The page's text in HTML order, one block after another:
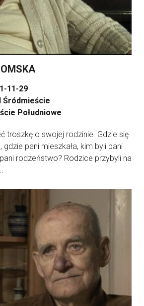
11-29
Śródmieście
Południowe
troszkę o swojej rodzinie. Gdzie się
gdzie pani mieszkała, kim byli pani
rodzeństwo? Rodzice przybyli na